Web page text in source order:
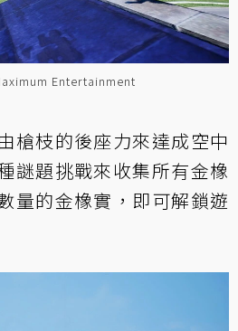
Entertainment
槍枝的後座力來達成空中
謎題挑戰來收集所有金橡
量的金橡實，即可解鎖遊